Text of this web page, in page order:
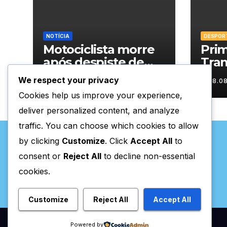
NOTÍCIA
Motociclista morre
após despiste de
moto em Chaves
08.08.2026
Valpaços Online
We respect your privacy
Cookies help us improve your experience,
deliver personalized content, and analyze
traffic. You can choose which cookies to allow
by clicking Customize. Click Accept All to
consent or Reject All to decline non-essential
cookies.
Customize Reject All Accept All
Powered by